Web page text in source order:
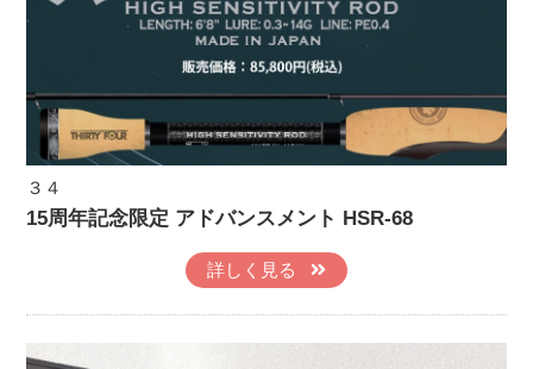
３４
15周年記念限定 アドバンスメント HSR-68
詳しく見る